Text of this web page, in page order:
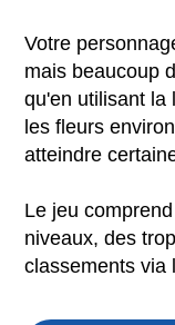
Votre
mais beaucoup
qu'en utilisant la
les fleurs
atteindre
Le jeu
niveaux, des
classements via